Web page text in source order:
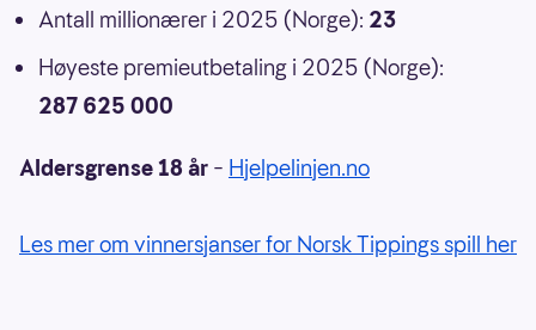
Antall millionærer i 2025 (Norge): 23
Høyeste premieutbetaling i 2025 (Norge):
287 625 000
Aldersgrense 18 år – Hjelpelinjen.no
Les mer om vinnersjanser for Norsk Tippings spill her